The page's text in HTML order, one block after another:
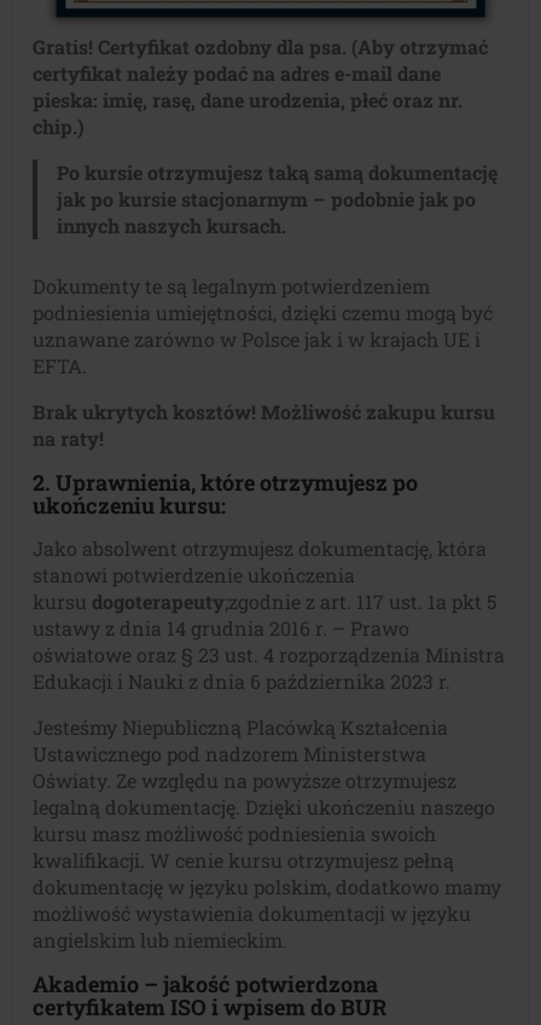
Gratis! Certyfikat ozdobny dla psa. (Aby otrzymać
certyfikat należy podać na adres e-mail dane
pieska: imię, rasę, dane urodzenia, płeć oraz nr.
chip.)
Po kursie otrzymujesz taką samą dokumentację
jak po kursie stacjonarnym – podobnie jak po
innych naszych kursach.
Dokumenty te są legalnym potwierdzeniem
podniesienia umiejętności, dzięki czemu mogą być
uznawane zarówno w Polsce jak i w krajach UE i
EFTA.
Brak ukrytych kosztów! Możliwość zakupu kursu
na raty!
2. Uprawnienia, które otrzymujesz po
ukończeniu kursu:
Jako absolwent otrzymujesz dokumentację, która
stanowi potwierdzenie ukończenia
kursu dogoterapeuty;zgodnie z art. 117 ust. 1a pkt 5
ustawy z dnia 14 grudnia 2016 r. – Prawo
oświatowe oraz § 23 ust. 4 rozporządzenia Ministra
Edukacji i Nauki z dnia 6 października 2023 r.
Jesteśmy Niepubliczną Placówką Kształcenia
Ustawicznego pod nadzorem Ministerstwa
Oświaty. Ze względu na powyższe otrzymujesz
legalną dokumentację. Dzięki ukończeniu naszego
kursu masz możliwość podniesienia swoich
kwalifikacji. W cenie kursu otrzymujesz pełną
dokumentację w języku polskim, dodatkowo mamy
możliwość wystawienia dokumentacji w języku
angielskim lub niemieckim.
Akademio – jakość potwierdzona
certyfikatem ISO i wpisem do BUR